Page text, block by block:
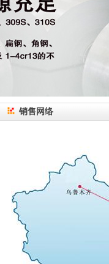
销售网络